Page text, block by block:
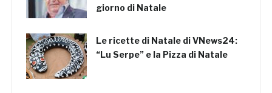
giorno di Natale
Le ricette di Natale di VNews24:
“Lu Serpe” e la Pizza di Natale